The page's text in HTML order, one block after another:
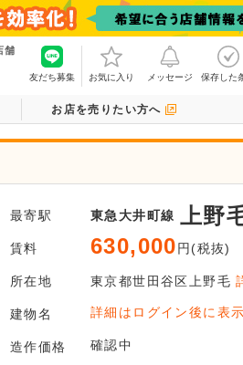
舗
友だち募集 お気に入り メッセージ 保存した
お店を売りたい方へ
ログイン
平面図がご覧
最寄駅 東急大井町線 上野
賃料 630,000円(税抜)
所在地 東京都世田谷区 上野毛
建物名 詳細はログイン後に表示
造作価格 確認中